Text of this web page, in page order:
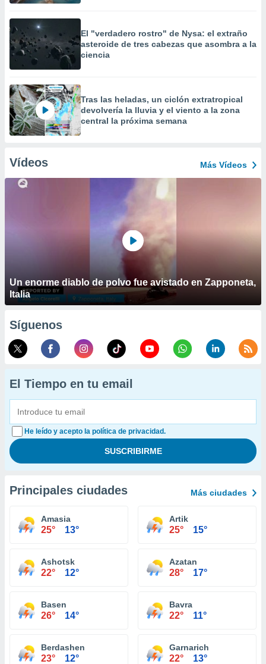
El "verdadero rostro" de Nysa: el extraño
asteroide de tres cabezas que asombra a la
ciencia
Tras las heladas, un ciclón extratropical
devolvería la lluvia y el viento a la zona
central la próxima semana
Vídeos Más Vídeos
Un enorme diablo de polvo fue avistado en Zapponeta,
Italia
Síguenos
El Tiempo en tu email
He leído y acepto la política de privacidad.
Principales ciudades Más ciudades
Amasia
25° 13°
Artik
25° 15°
Ashotsk
22° 12°
Azatan
28° 17°
Basen
26° 14°
Bavra
22° 11°
Berdashen
23° 12°
Garnarich
22° 13°